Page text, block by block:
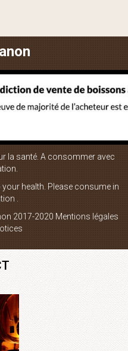
la santé. A consommer avec
health. Please consume in
.
2017-2020 Mentions légales